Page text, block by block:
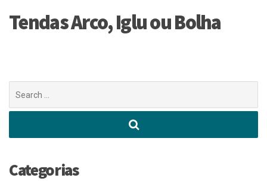
Tendas Arco, Iglu ou Bolha
por:
Categorias